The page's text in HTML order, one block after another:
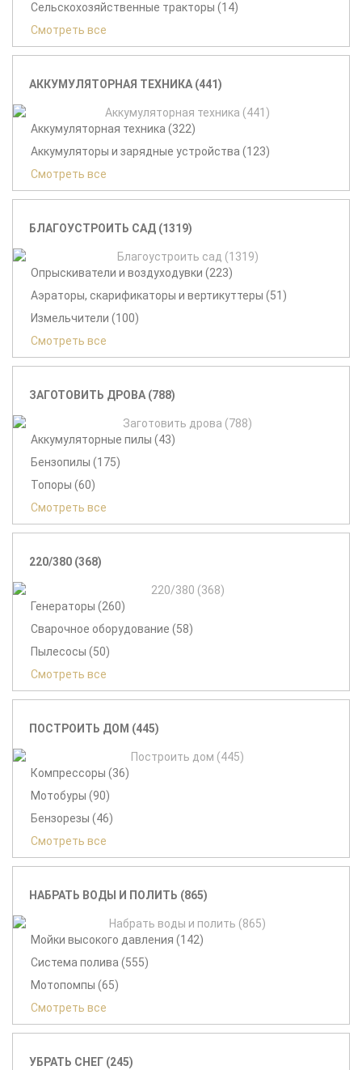
Сельскохозяйственные тракторы (14)
Смотреть все
АККУМУЛЯТОРНАЯ ТЕХНИКА (441)
Аккумуляторная техника (322)
Аккумуляторы и зарядные устройства (123)
Смотреть все
БЛАГОУСТРОИТЬ САД (1319)
Опрыскиватели и воздуходувки (223)
Аэраторы, скарификаторы и вертикуттеры (51)
Измельчители (100)
Смотреть все
ЗАГОТОВИТЬ ДРОВА (788)
Аккумуляторные пилы (43)
Бензопилы (175)
Топоры (60)
Смотреть все
220/380 (368)
Генераторы (260)
Сварочное оборудование (58)
Пылесосы (50)
Смотреть все
ПОСТРОИТЬ ДОМ (445)
Компрессоры (36)
Мотобуры (90)
Бензорезы (46)
Смотреть все
НАБРАТЬ ВОДЫ И ПОЛИТЬ (865)
Мойки высокого давления (142)
Система полива (555)
Мотопомпы (65)
Смотреть все
УБРАТЬ СНЕГ (245)